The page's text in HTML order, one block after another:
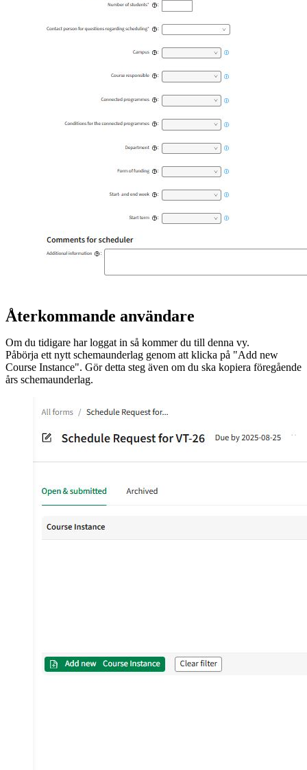
Återkommande användare
Om du tidigare har loggat in så kommer du till denna vy.
Påbörja ett nytt schemaunderlag genom att klicka på "Add new
Course Instance". Gör detta steg även om du ska kopiera föregående
års schemaunderlag.